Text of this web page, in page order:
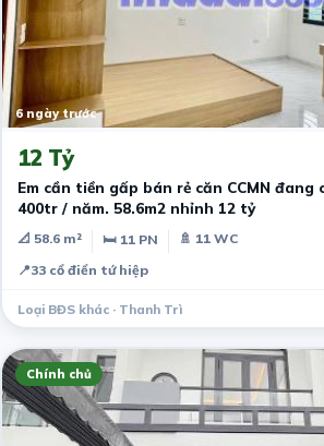
6 ngày trước
12 Tỷ
Em cần tiền gấp bán rẻ căn CCMN đang
400tr / năm. 58.6m2 nhỉnh 12 tỷ
📐 58.6 m² 🛏 11 PN
🚿 11 WC
📍33 cổ điển tứ hiệp
Loại BĐS khác · Thanh Trì
Chính chủ